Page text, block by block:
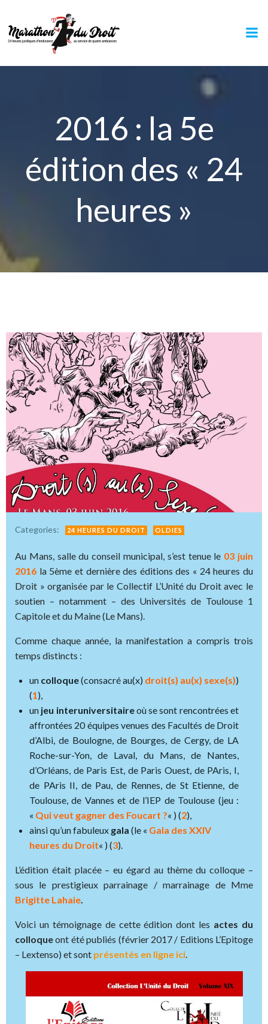
2016 : la 5e
édition des « 24
heures »
Categories: 24 HEURES DU DROIT OLDIES
Au Mans, salle du conseil municipal, s’est tenue le 03 juin
2016 la 5ème et dernière des éditions des « 24 heures du
Droit » organisée par le Collectif L’Unité du Droit avec le
soutien – notamment – des Universités de Toulouse 1
Capitole et du Maine (Le Mans).
Comme chaque année, la manifestation a compris trois
temps distincts :
un colloque(consacré au(x) droit(s) au(x) sexe(s))
(1),
un jeu interuniversitaireoù se sont rencontrées et
affrontées 20 équipes venues des Facultés de Droit
d’Albi, de Boulogne, de Bourges, de Cergy, de LA
Roche-sur-Yon, de Laval, du Mans, de Nantes,
d’Orléans, de Paris Est, de Paris Ouest, de PAris, I,
de PAris II, de Pau, de Rennes, de St Etienne, de
Toulouse, de Vannes et de l’IEP de Toulouse (jeu :
« Qui veut gagner des Foucart ?« ) (2),
ainsi qu’un fabuleux gala (le « Gala des XXIV
heures du Droit« ) (3).
L’édition était placée – eu égard au thème du colloque –
sous le prestigieux parrainage / marrainage de Mme
Brigitte Lahaie.
Voici un témoignage de cette édition dont les actes du
colloqueont été publiés (février 2017 / Editions L’Epitoge
– Lextenso) et sont présentés en ligne ici.